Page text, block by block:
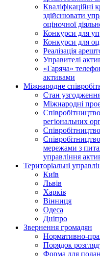
Кваліфікаційні
здiйснювати
оціночної
Конкурси для
Конкурси для
Реалізація
Управителі
«Гаряча»
активами
Міжнародне
Стан
Міжнародні
регіональних
мережами з
управління
Територіальні
Київ
Львів
Харків
Вінниця
Одеса
Дніпро
Звернення громадян
Нормативно-
Порядок
Форма для